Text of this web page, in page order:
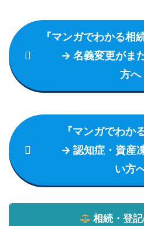
『マンガでわかる相
→ 名義変更がまだ
方へ
『マンガでわか
→ 認知症・資産凍
い方
相続・登